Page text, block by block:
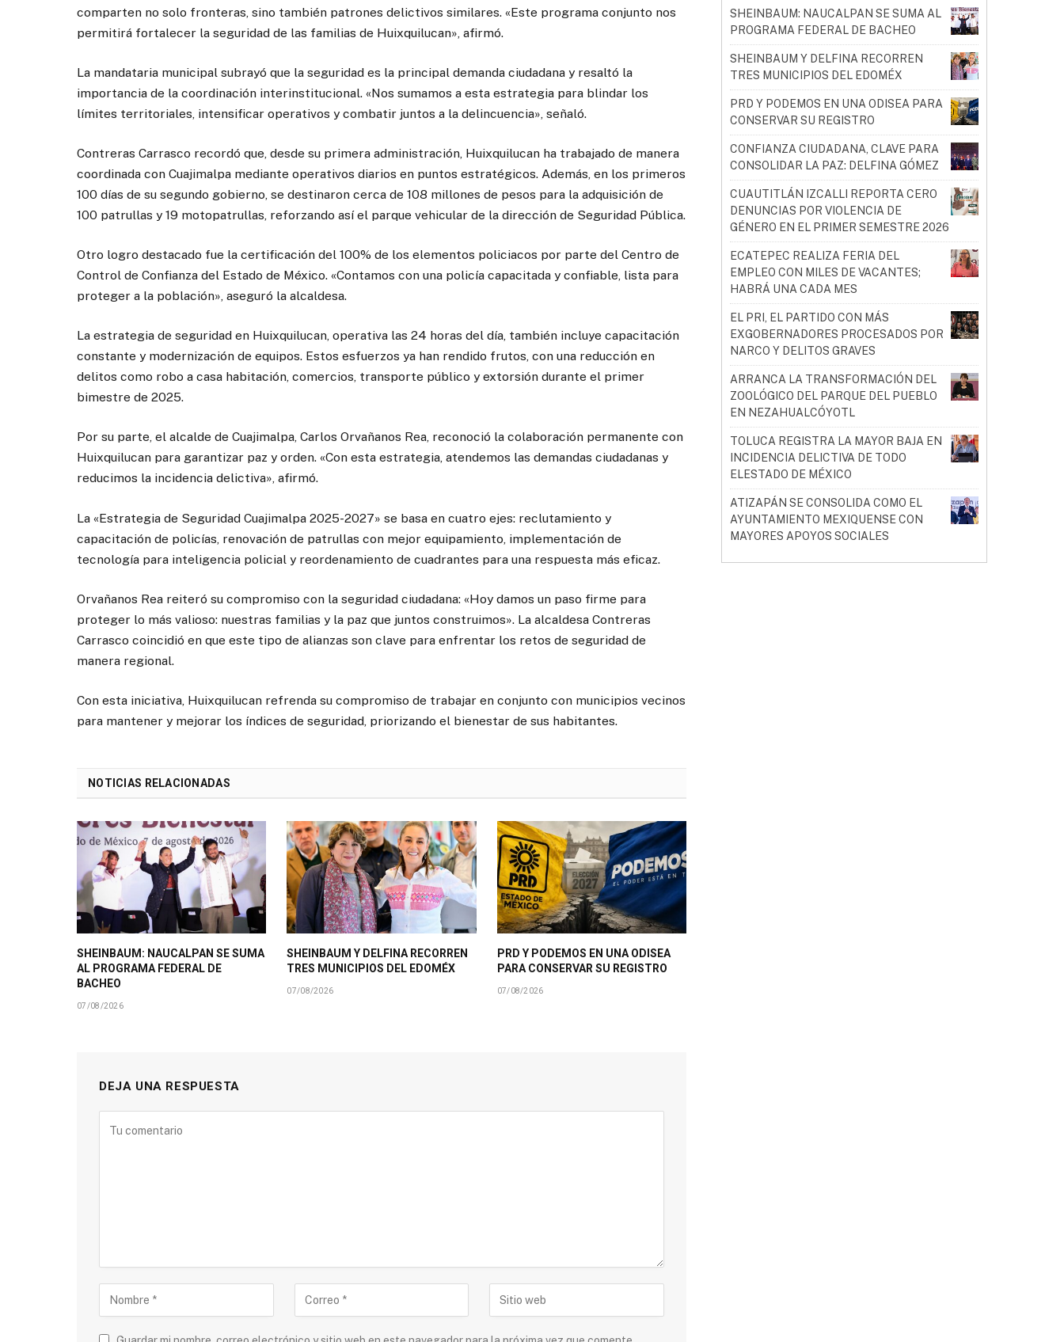
comparten no solo fronteras, sino también patrones delictivos similares. «Este programa conjunto nos
permitirá fortalecer la seguridad de las familias de Huixquilucan», afirmó.
La mandataria municipal subrayó que la seguridad es la principal demanda ciudadana y resaltó la
importancia de la coordinación interinstitucional. «Nos sumamos a esta estrategia para blindar los
límites territoriales, intensificar operativos y combatir juntos a la delincuencia», señaló.
Contreras Carrasco recordó que, desde su primera administración, Huixquilucan ha trabajado de manera
coordinada con Cuajimalpa mediante operativos diarios en puntos estratégicos. Además, en los primeros
100 días de su segundo gobierno, se destinaron cerca de 108 millones de pesos para la adquisición de
100 patrullas y 19 motopatrullas, reforzando así el parque vehicular de la dirección de Seguridad Pública.
Otro logro destacado fue la certificación del 100% de los elementos policiacos por parte del Centro de
Control de Confianza del Estado de México. «Contamos con una policía capacitada y confiable, lista para
proteger a la población», aseguró la alcaldesa.
La estrategia de seguridad en Huixquilucan, operativa las 24 horas del día, también incluye capacitación
constante y modernización de equipos. Estos esfuerzos ya han rendido frutos, con una reducción en
delitos como robo a casa habitación, comercios, transporte público y extorsión durante el primer
bimestre de 2025.
Por su parte, el alcalde de Cuajimalpa, Carlos Orvañanos Rea, reconoció la colaboración permanente con
Huixquilucan para garantizar paz y orden. «Con esta estrategia, atendemos las demandas ciudadanas y
reducimos la incidencia delictiva», afirmó.
La «Estrategia de Seguridad Cuajimalpa 2025-2027» se basa en cuatro ejes: reclutamiento y
capacitación de policías, renovación de patrullas con mejor equipamiento, implementación de
tecnología para inteligencia policial y reordenamiento de cuadrantes para una respuesta más eficaz.
Orvañanos Rea reiteró su compromiso con la seguridad ciudadana: «Hoy damos un paso firme para
proteger lo más valioso: nuestras familias y la paz que juntos construimos». La alcaldesa Contreras
Carrasco coincidió en que este tipo de alianzas son clave para enfrentar los retos de seguridad de
manera regional.
Con esta iniciativa, Huixquilucan refrenda su compromiso de trabajar en conjunto con municipios vecinos
para mantener y mejorar los índices de seguridad, priorizando el bienestar de sus habitantes.
NOTICIAS RELACIONADAS
SHEINBAUM: NAUCALPAN SE SUMA
AL PROGRAMA FEDERAL DE
BACHEO
07/08/2026
SHEINBAUM Y DELFINA RECORREN
TRES MUNICIPIOS DEL EDOMÉX
07/08/2026
PRD Y PODEMOS EN UNA ODISEA
PARA CONSERVAR SU REGISTRO
07/08/2026
DEJA UNA RESPUESTA
SHEINBAUM: NAUCALPAN SE SUMA AL
PROGRAMA FEDERAL DE BACHEO
SHEINBAUM Y DELFINA RECORREN
TRES MUNICIPIOS DEL EDOMÉX
PRD Y PODEMOS EN UNA ODISEA PARA
CONSERVAR SU REGISTRO
CONFIANZA CIUDADANA, CLAVE PARA
CONSOLIDAR LA PAZ: DELFINA GÓMEZ
CUAUTITLÁN IZCALLI REPORTA CERO
DENUNCIAS POR VIOLENCIA DE
GÉNERO EN EL PRIMER SEMESTRE 2026
ECATEPEC REALIZA FERIA DEL
EMPLEO CON MILES DE VACANTES;
HABRÁ UNA CADA MES
EL PRI, EL PARTIDO CON MÁS
EXGOBERNADORES PROCESADOS POR
NARCO Y DELITOS GRAVES
ARRANCA LA TRANSFORMACIÓN DEL
ZOOLÓGICO DEL PARQUE DEL PUEBLO
EN NEZAHUALCÓYOTL
TOLUCA REGISTRA LA MAYOR BAJA EN
INCIDENCIA DELICTIVA DE TODO
ELESTADO DE MÉXICO
ATIZAPÁN SE CONSOLIDA COMO EL
AYUNTAMIENTO MEXIQUENSE CON
MAYORES APOYOS SOCIALES